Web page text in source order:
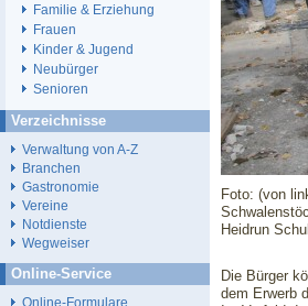
Foto: (von
Heidrun
Die Bürger
dem Erwerb
Familie & Erziehung
Frauen
Kinder & Jugend
Neubürger
Senioren
Verzeichnisse
Verwaltung von A-Z
Branchen
Gastronomie
Vereine
Notdienste
Wegweiser
Online-Service
Online-Formulare